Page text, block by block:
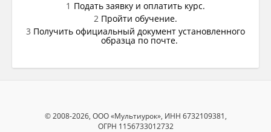
Подать заявку и оплатить курс.
Пройти обучение.
Получить официальный документ установленного
образца по почте.
© 2008-2026, ООО «Мультиурок», ИНН 6732109381,
ОГРН 1156733012732